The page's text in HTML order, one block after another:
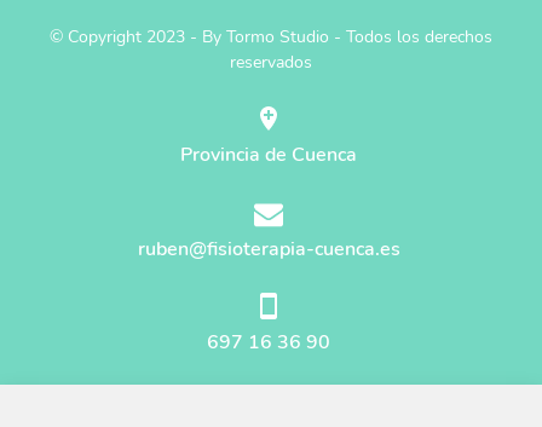
© Copyright 2023 - By Tormo Studio - Todos los derechos
reservados
Provincia de Cuenca
ruben@fisioterapia-cuenca.es
697 16 36 90